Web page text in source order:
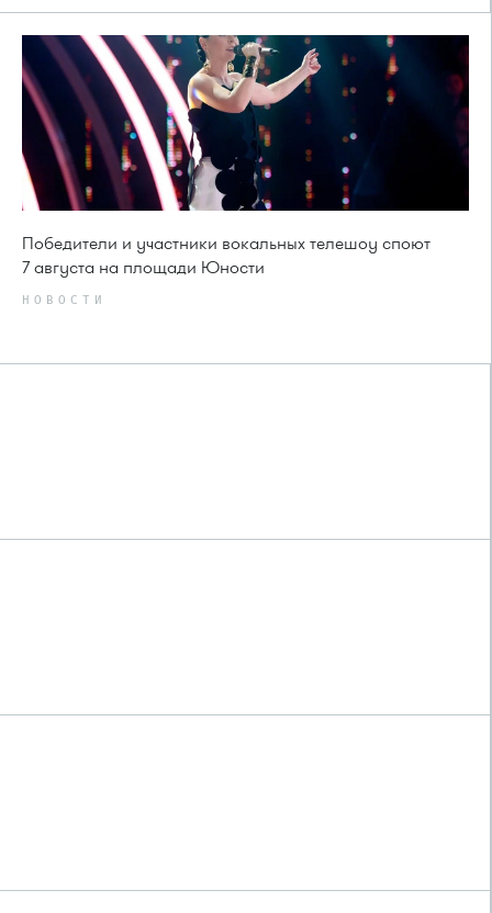
Победители и участники вокальных телешоу споют
7 августа на площади Юности
НОВОСТИ